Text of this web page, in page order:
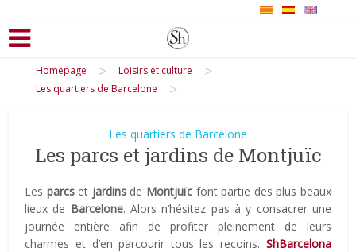
Homepage > Loisirs et culture >
Les quartiers de Barcelone >
Les quartiers de Barcelone
Les parcs et jardins de Montjuïc
Les parcset jardinsde Montjuïc font partie des plus beaux
lieux de Barcelone. Alors n’hésitez pas à y consacrer une
journée entière afin de profiter pleinement de leurs
charmes et d’en parcourir tous les recoins. ShBarcelona